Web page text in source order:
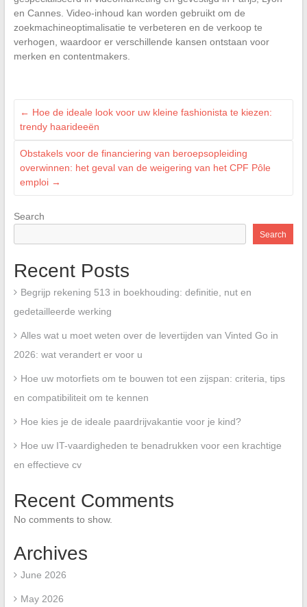
en Cannes. Video-inhoud kan worden gebruikt om de
zoekmachineoptimalisatie te verbeteren en de verkoop te
verhogen, waardoor er verschillende kansen ontstaan voor
merken en contentmakers.
← Hoe de ideale look voor uw kleine fashionista te kiezen:
trendy haarideeën
Obstakels voor de financiering van beroepsopleiding
overwinnen: het geval van de weigering van het CPF Pôle
emploi →
Search
Search
Recent Posts
Begrijp rekening 513 in boekhouding: definitie, nut en
gedetailleerde werking
Alles wat u moet weten over de levertijden van Vinted Go in
2026: wat verandert er voor u
Hoe uw motorfiets om te bouwen tot een zijspan: criteria, tips
en compatibiliteit om te kennen
Hoe kies je de ideale paardrijvakantie voor je kind?
Hoe uw IT-vaardigheden te benadrukken voor een krachtige
en effectieve cv
Recent Comments
No comments to show.
Archives
June 2026
May 2026